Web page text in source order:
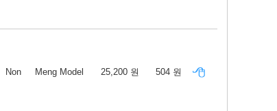
Non Meng Model 25,200 원 504 원